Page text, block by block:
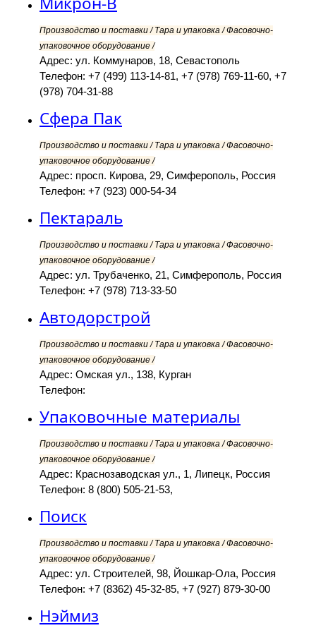
Производство и поставки / Тара и упаковка / Фасовочно-
упаковочное оборудование /
Адрес: ул. Коммунаров, 18, Севастополь
Телефон: +7 (499) 113-14-81, +7 (978) 769-11-60, +7
(978) 704-31-88
Сфера Пак
Производство и поставки / Тара и упаковка / Фасовочно-
упаковочное оборудование /
Адрес: просп. Кирова, 29, Симферополь, Россия
Телефон: +7 (923) 000-54-34
Пектараль
Производство и поставки / Тара и упаковка / Фасовочно-
упаковочное оборудование /
Адрес: ул. Трубаченко, 21, Симферополь, Россия
Телефон: +7 (978) 713-33-50
Автодорстрой
Производство и поставки / Тара и упаковка / Фасовочно-
упаковочное оборудование /
Адрес: Омская ул., 138, Курган
Телефон:
Упаковочные материалы
Производство и поставки / Тара и упаковка / Фасовочно-
упаковочное оборудование /
Адрес: Краснозаводская ул., 1, Липецк, Россия
Телефон: 8 (800) 505-21-53,
Поиск
Производство и поставки / Тара и упаковка / Фасовочно-
упаковочное оборудование /
Адрес: ул. Строителей, 98, Йошкар-Ола, Россия
Телефон: +7 (8362) 45-32-85, +7 (927) 879-30-00
Нэймиз